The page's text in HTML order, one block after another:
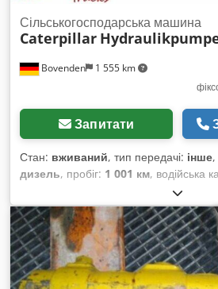
Bovenden 1 555 km
Сільськогосподарська машина
Caterpillar
Запитати
Стан: вживаний, тип передачі: інше
дизель, пробіг: 1 001 км, водійська